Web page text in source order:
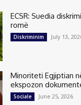
ECSR: Suedia
romë
Diskriminim July 13,
Minoriteti Egjiptian
ekspozon
Sociale June 25, 2026